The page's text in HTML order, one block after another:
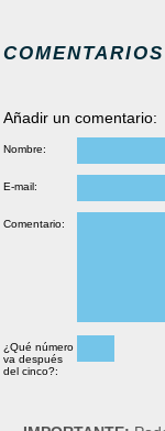
COMENTARIOS
Añadir un comentario:
Nombre:
E-mail:
Comentario:
¿Qué número
va después
del cinco?: